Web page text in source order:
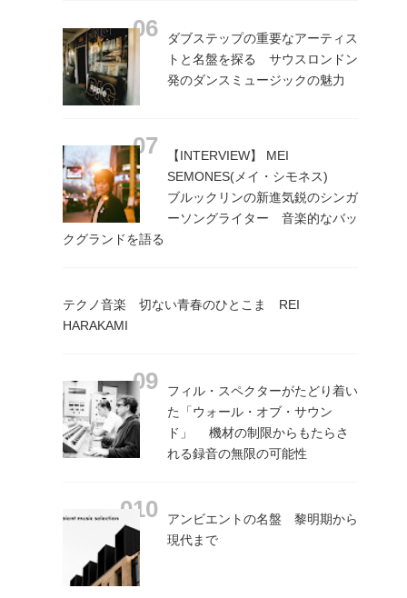
ダブステップの重要なアーティス
トと名盤を探る サウスロンドン
発のダンスミュージックの魅力
【INTERVIEW】 MEI
SEMONES(メイ・シモネス)
ブルックリンの新進気鋭のシンガ
ーソングライター 音楽的なバッ
クグランドを語る
テクノ音楽 切ない青春のひとこま REI
HARAKAMI
フィル・スペクターがたどり着い
た「ウォール・オブ・サウン
ド」 機材の制限からもたらさ
れる録音の無限の可能性
アンビエントの名盤 黎明期から
現代まで